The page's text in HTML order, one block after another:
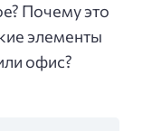
Почему это
элементы
офис?